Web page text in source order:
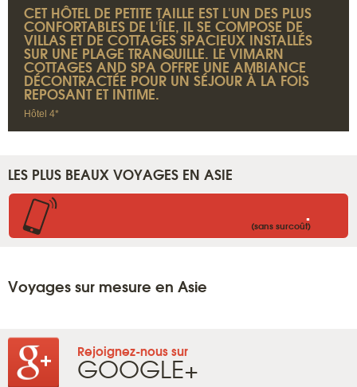
CET HÔTEL DE PETITE TAILLE EST L'UN DES PLUS
CONFORTABLES DE L'ÎLE, IL SE COMPOSE DE
VILLAS ET DE COTTAGES SPACIEUX INSTALLÉS
SUR UNE PLAGE TRANQUILLE. LE VIMARN
COTTAGES AND SPA OFFRE UNE AMBIANCE
DÉCONTRACTÉE POUR UN SÉJOUR À LA FOIS
REPOSANT ET INTIME.
Hôtel 4*
LES PLUS BEAUX VOYAGES EN ASIE
.
(sans surcoût)
Voyages sur mesure en Asie
Rejoignez-nous sur
GOOGLE+